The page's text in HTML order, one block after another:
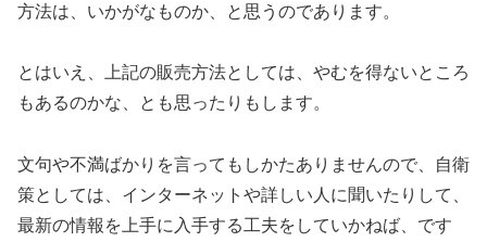
方法は、いかがなものか、と思うのであります。
とはいえ、上記の販売方法としては、やむを得ないところ
もあるのかな、とも思ったりもします。
文句や不満ばかりを言ってもしかたありませんので、自衛
策としては、インターネットや詳しい人に聞いたりして、
最新の情報を上手に入手する工夫をしていかねば、です